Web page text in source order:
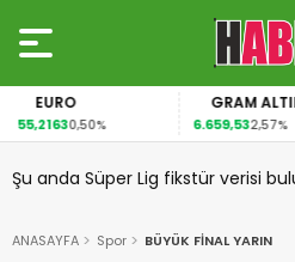
EURO
55,21630,50%
GRAM
6.659,532,57%
Şu anda Süper Lig fikstür verisi
ANASAYFA Spor BÜYÜK FİNAL YARIN